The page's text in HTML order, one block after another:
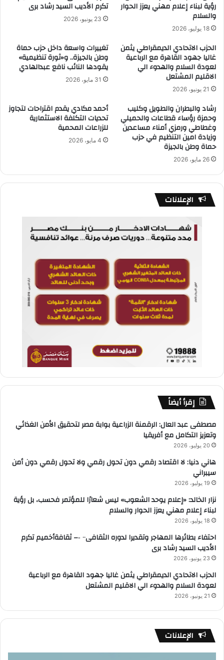
رؤية لبناء إعلام مهني يعزز الحوار
والسلام
18 يوليو، 2026
تكرم الأديب السيد رشاد برى
23 يونيو، 2026
الحزب الاتحادي الديمقراطي يثمن
غاليا جهود القاهرة مع الرباعية
لعودة السلام والهدوء الي
الاقليم المشتعل
21 يونيو، 2026
تغييرات واسعة داخل حزب حماة
وطن بالجيزة.. و«ثورة تنظيمية»
يقودها النائب نافع عبدالهادي
31 مايو، 2026
رشاد والبطران والطويل وكليب
وحمزة رؤساء قطاعات والحميلي
وغطاطي ورمزي أمناء مساعدين
وزيادة امين التنظيم في حزب
حماة وطن بالجيزة
26 مايو، 2026
أحمد مكادي يقدم اقتراحات لتجاوز
تحديات التكلفة الاستثمارية
للزراعات المحمية
4 مايو، 2026
الإعلانات
إقرأ أيضاً
مصطفى عبد العال: الرقمنة الزراعية بوابة مصر لتحقيق الأمن الغذائي
وتعزيز التكامل مع أفريقيا
20 يوليو، 2026
هاني دنيا: لا اقتصاد رقمي دون تحول رقمي ولا تحول رقمي دون أمن
سيبراني
19 يوليو، 2026
نزار الخالد: «إعلام يوحد الشعوب» ليس شعارًا للمؤتمر فحسب، بل رؤية
لبناء إعلام مهني يعزز الحوار والسلام
18 يوليو، 2026
احتفاء بطائرها المهاجر وتقديرا لدوره الثقافى٠٠ ‐– ثقافةأخميم تكرم
الأديب السيد رشاد برى
23 يونيو، 2026
الحزب الاتحادي الديمقراطي يثمن غاليا جهود القاهرة مع الرباعية
لعودة السلام والهدوء الي الاقليم المشتعل
21 يونيو، 2026
الإعلانات